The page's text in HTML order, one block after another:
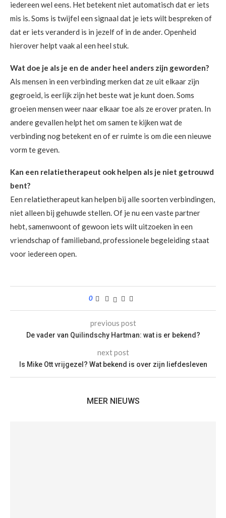
iedereen wel eens. Het betekent niet automatisch dat er iets
mis is. Soms is twijfel een signaal dat je iets wilt bespreken of
dat er iets veranderd is in jezelf of in de ander. Openheid
hierover helpt vaak al een heel stuk.
Wat doe je als je en de ander heel anders zijn geworden?
Als mensen in een verbinding merken dat ze uit elkaar zijn
gegroeid, is eerlijk zijn het beste wat je kunt doen. Soms
groeien mensen weer naar elkaar toe als ze erover praten. In
andere gevallen helpt het om samen te kijken wat de
verbinding nog betekent en of er ruimte is om die een nieuwe
vorm te geven.
Kan een relatietherapeut ook helpen als je niet getrouwd
bent?
Een relatietherapeut kan helpen bij alle soorten verbindingen,
niet alleen bij gehuwde stellen. Of je nu een vaste partner
hebt, samenwoont of gewoon iets wilt uitzoeken in een
vriendschap of familieband, professionele begeleiding staat
voor iedereen open.
0
previous post
De vader van Quilindschy Hartman: wat is er bekend?
next post
Is Mike Ott vrijgezel? Wat bekend is over zijn liefdesleven
MEER NIEUWS